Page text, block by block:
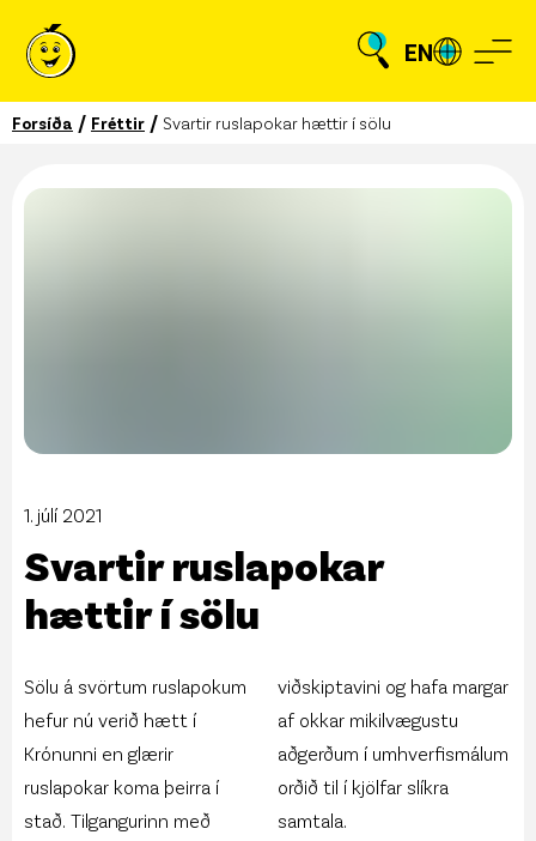
EN
Forsíða / Fréttir / Svartir ruslapokar hættir í sölu
1. júlí 2021
Svartir ruslapokar
hættir í sölu
Sölu á svörtum ruslapokum
hefur nú verið hætt í
Krónunni en glærir
ruslapokar koma þeirra í
stað. Tilgangurinn með
viðskiptavini og hafa margar
af okkar mikilvægustu
aðgerðum í umhverfismálum
orðið til í kjölfar slíkra
samtala.